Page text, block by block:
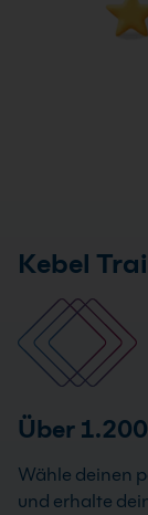
Kebel
Über
Wähle deinen
und erhalte